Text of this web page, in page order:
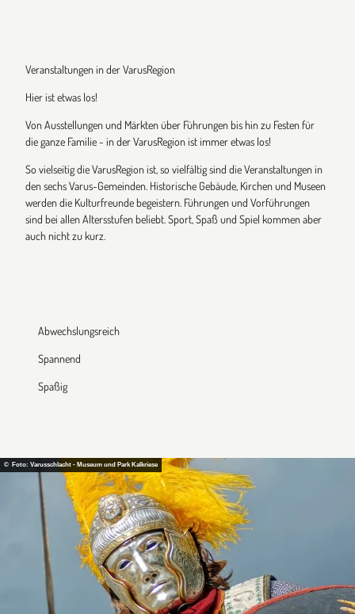
Veranstaltungen in der VarusRegion
Hier ist etwas los!
Von Ausstellungen und Märkten über Führungen bis hin zu Festen für
die ganze Familie - in der VarusRegion ist immer etwas los!
So vielseitig die VarusRegion ist, so vielfältig sind die Veranstaltungen in
den sechs Varus-Gemeinden. Historische Gebäude, Kirchen und Museen
werden die Kulturfreunde begeistern. Führungen und Vorführungen
sind bei allen Altersstufen beliebt. Sport, Spaß und Spiel kommen aber
auch nicht zu kurz.
Abwechslungsreich
Spannend
Spaßig
© Foto: Varusschlacht - Museum und Park Kalkriese